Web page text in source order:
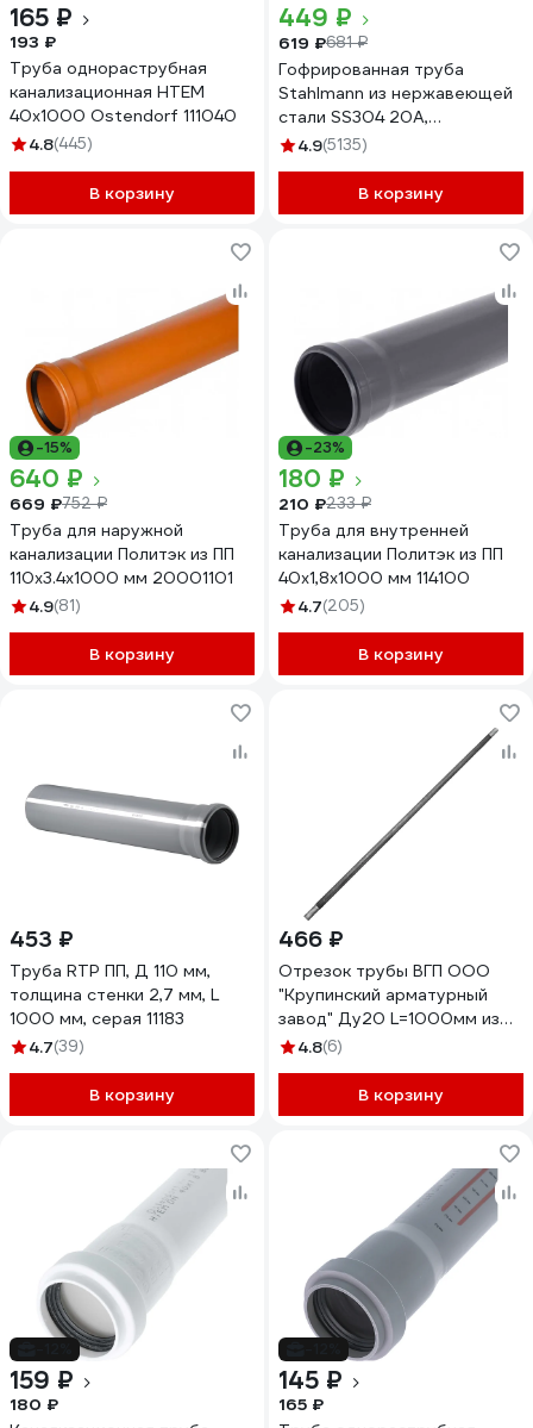
165 ₽
193 ₽
Труба однораструбная
канализационная HTEM
40х1000 Ostendorf 111040
4.8(445)
В корзину
449 ₽
619 ₽681 ₽
Гофрированная труба
Stahlmann из нержавеющей
стали SS304 20А,
отожженная, 1 м 2238908
4.9(5135)
В корзину
-15%
640 ₽
669 ₽752 ₽
Труба для наружной
канализации Политэк из ПП
110х3.4х1000 мм 20001101
4.9(81)
В корзину
-23%
180 ₽
210 ₽233 ₽
Труба для внутренней
канализации Политэк из ПП
40х1,8х1000 мм 114100
4.7(205)
В корзину
453 ₽
Труба RTP ПП, Д 110 мм,
толщина стенки 2,7 мм, L
1000 мм, серая 11183
4.7(39)
В корзину
466 ₽
Отрезок трубы ВГП ООО
"Крупинский арматурный
завод" Ду20 L=1000мм из
труб ГОСТ 3262-75 КАЗ
4.8(6)
В корзину
159 ₽
180 ₽
145 ₽
165 ₽